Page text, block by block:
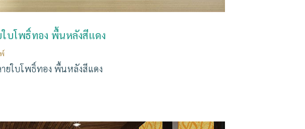
ใบโพธิ์ทอง พื้นหลังสีแดง
ยใบโพธิ์ทอง พื้นหลังสีแดง